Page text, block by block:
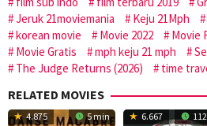
Jeruk 21moviemania
Keju 21Mph
korean movie
Movie 2022
Movie
Movie Gratis
mph keju 21 mph
The Judge Returns (2026)
time
RELATED MOVIES
4.875 5 min 6.667